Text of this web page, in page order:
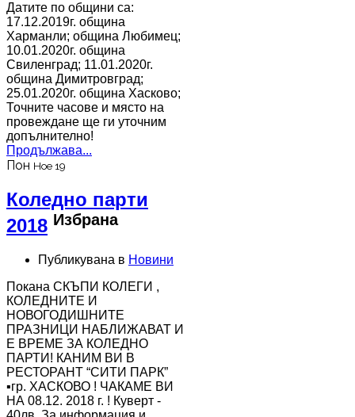
Датите по общини са:
17.12.2019г. община
Харманли; община Любимец;
10.01.2020г. община
Свиленград; 11.01.2020г.
община Димитровград;
25.01.2020г. община Хасково;
Точните часове и място на
провеждане ще ги уточним
допълнително!
Продължава...
Пон Ное 19
Коледно парти
2018 Избрана
Публикувана в Новини
Покана СКЪПИ КОЛЕГИ ,
КОЛЕДНИТЕ И
НОВОГОДИШНИТЕ
ПРАЗНИЦИ НАБЛИЖАВАТ И
Е ВРЕМЕ ЗА КОЛЕДНО
ПАРТИ! КАНИМ ВИ В
РЕСТОРАНТ “СИТИ ПАРК”
▪гр. ХАСКОВО ! ЧАКАМЕ ВИ
НА 08.12. 2018 г. ! Куверт -